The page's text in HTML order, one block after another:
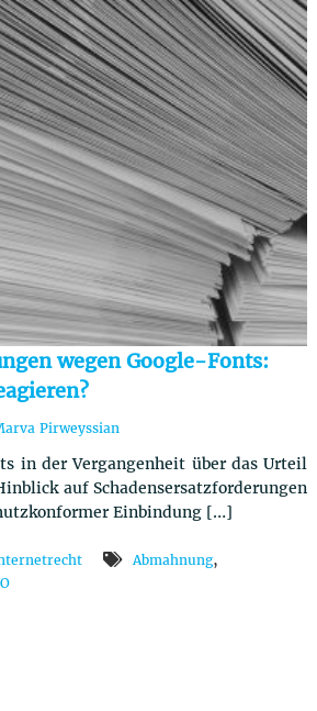
wegen Google-Fonts:
Pirweyssian
in der Vergangenheit über das Urteil
auf Schadensersatzforderungen
Einbindung […]
Abmahnung,